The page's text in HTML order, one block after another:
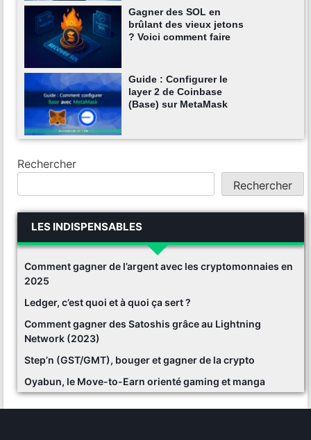
Gagner des SOL en
brûlant des vieux jetons
? Voici comment faire
Guide : Configurer le
layer 2 de Coinbase
(Base) sur MetaMask
Rechercher
Rechercher
LES INDISPENSABLES
Comment gagner de l’argent avec les cryptomonnaies en
2025
Ledger, c’est quoi et à quoi ça sert ?
Comment gagner des Satoshis grâce au Lightning
Network (2023)
Step’n (GST/GMT), bouger et gagner de la crypto
Oyabun, le Move-to-Earn orienté gaming et manga